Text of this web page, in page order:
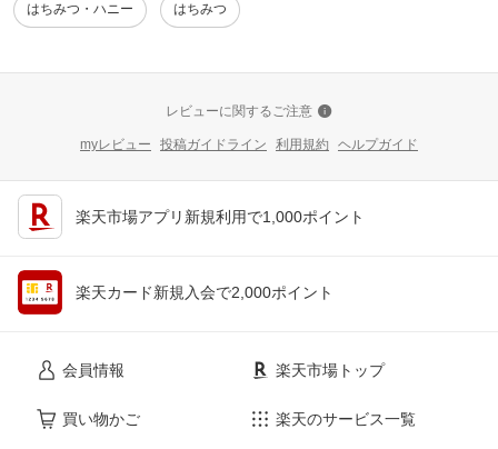
はちみつ・ハニー はちみつ
レビューに関するご注意
myレビュー 投稿ガイドライン 利用規約 ヘルプガイド
楽天市場アプリ新規利用で1,000ポイント
楽天カード新規入会で2,000ポイント
会員情報
買い物かご
楽天市場トップ
楽天のサービス一覧